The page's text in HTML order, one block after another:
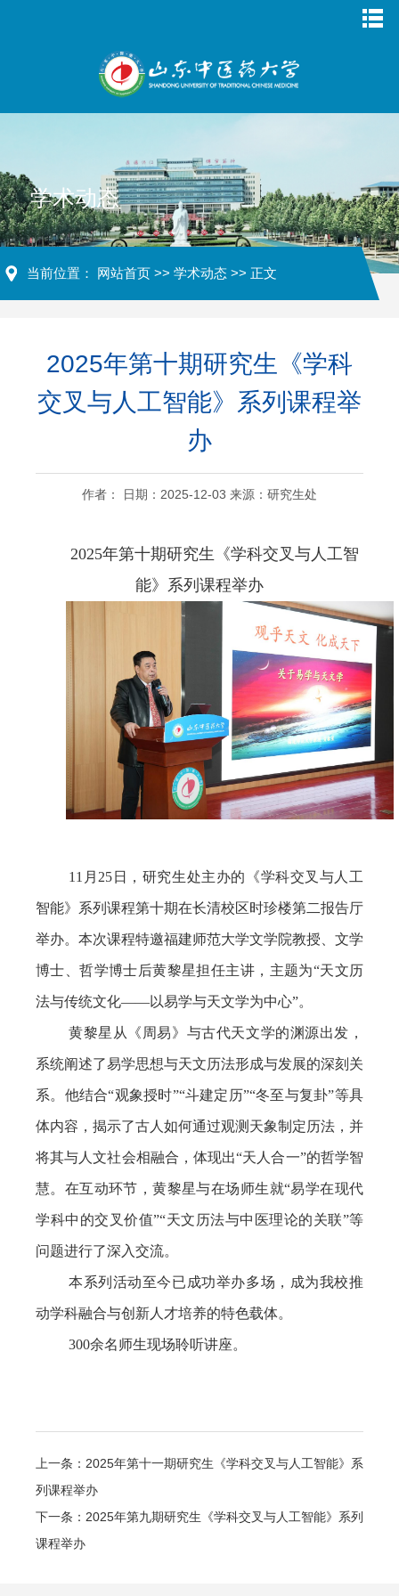
学术动态
当前位置： 网站首页 >> 学术动态 >> 正文
2025年第十期研究生《学科
交叉与人工智能》系列课程举
办
作者： 日期：2025-12-03 来源：研究生处
2025年第十期研究生《学科交叉与人工智
能》系列课程举办
11月25日，研究生处主办的《学科交叉与人工
智能》系列课程第十期在长清校区时珍楼第二报告厅
举办。本次课程特邀福建师范大学文学院教授、文学
博士、哲学博士后黄黎星担任主讲，主题为“天文历
法与传统文化——以易学与天文学为中心”。
黄黎星从《周易》与古代天文学的渊源出发，
系统阐述了易学思想与天文历法形成与发展的深刻关
系。他结合“观象授时”“斗建定历”“冬至与复卦”等具
体内容，揭示了古人如何通过观测天象制定历法，并
将其与人文社会相融合，体现出“天人合一”的哲学智
慧。在互动环节，黄黎星与在场师生就“易学在现代
学科中的交叉价值”“天文历法与中医理论的关联”等
问题进行了深入交流。
本系列活动至今已成功举办多场，成为我校推
动学科融合与创新人才培养的特色载体。
300余名师生现场聆听讲座。
上一条：2025年第十一期研究生《学科交叉与人工智能》系
列课程举办​
下一条：2025年第九期研究生《学科交叉与人工智能》系列
课程举办